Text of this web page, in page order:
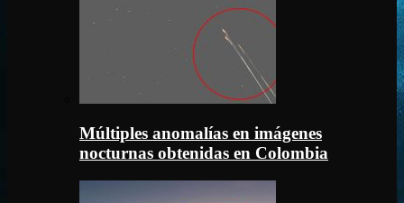
Múltiples anomalías en imágenes
nocturnas obtenidas en Colombia